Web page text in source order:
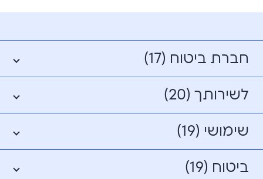
חברת ביטוח (17)
לשירותך (20)
שימושי (19)
ביטוח (19)